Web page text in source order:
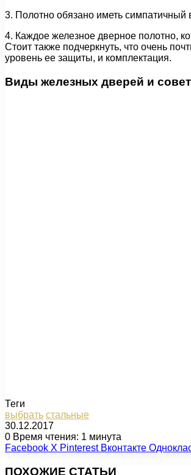
3. Полотно обязано иметь симпатичный
4. Каждое железное дверное полотно,
Стоит также подчеркнуть, что очень
уровень ее защиты, и комплектация.
Виды железных дверей и
Теги
выбрать стальные
30.12.2017
0 Время чтения: 1 минута
Facebook X Pinterest Вконтакте
ПОХОЖИЕ СТАТЬИ